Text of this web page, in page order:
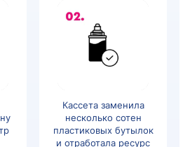
Кассета заменила
несколько сотен
пластиковых бутылок
и отработала ресурс